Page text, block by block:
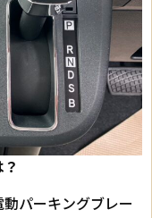
パーキングブレー